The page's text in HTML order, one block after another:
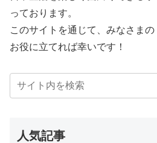
っております。
このサイトを通じて、みなさまの
お役に立てれば幸いです！
人気記事